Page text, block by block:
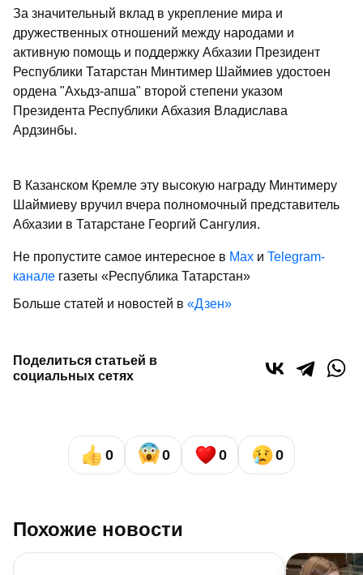
За значительный вклад в укрепление мира и
дружественных отношений между народами и
активную помощь и поддержку Абхазии Президент
Республики Татарстан Минтимер Шаймиев удостоен
ордена "Ахьдз-апша" второй степени указом
Президента Республики Абхазия Владислава
Ардзинбы.
В Казанском Кремле эту высокую награду Минтимеру
Шаймиеву вручил вчера полномочный представитель
Абхазии в Татарстане Георгий Сангулия.
Не пропустите самое интересное в Max и Telegram-
канале газеты «Республика Татарстан»
Больше статей и новостей в «Дзен»
Поделиться статьей в
социальных сетях
0 0 0 0
Похожие новости